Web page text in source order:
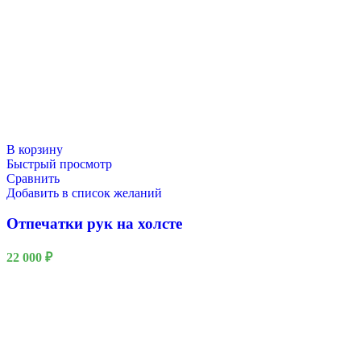
В корзину
Быстрый просмотр
Сравнить
Добавить в список желаний
Отпечатки рук на холсте
22 000 ₽